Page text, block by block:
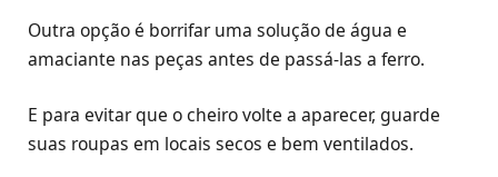
Outra opção é borrifar uma solução de água e
amaciante nas peças antes de passá-las a ferro.
E para evitar que o cheiro volte a aparecer, guarde
suas roupas em locais secos e bem ventilados.